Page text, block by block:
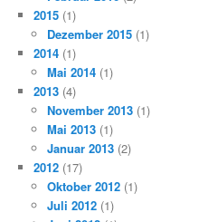
2015 (1)
Dezember 2015 (1)
2014 (1)
Mai 2014 (1)
2013 (4)
November 2013 (1)
Mai 2013 (1)
Januar 2013 (2)
2012 (17)
Oktober 2012 (1)
Juli 2012 (1)